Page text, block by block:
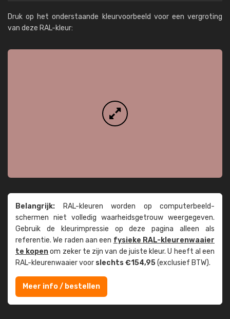
Druk op het onderstaande kleurvoorbeeld voor een vergroting
van deze RAL-kleur:
Belangrijk: RAL-kleuren worden op computer­beeld­
schermen niet volledig waarheids­­getrouw weer­gegeven.
Gebruik de kleur­impressie op deze pagina alleen als
referentie. We raden aan een fysieke RAL-kleuren­waaier
te kopenom zeker te zijn van de juiste kleur. U heeft al een
RAL-kleuren­waaier voor slechts €154,95(exclusief BTW).
Meer info / bestellen